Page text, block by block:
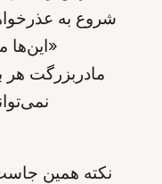
شروع به
مادربزرگت هر
نکته همین